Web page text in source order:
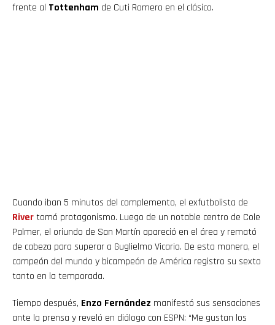
frente al Tottenham de Cuti Romero en el clásico.
Cuando iban 5 minutos del complemento, el exfutbolista de
Rivertomó protagonismo. Luego de un notable centro de Cole
Palmer, el oriundo de San Martín apareció en el área y remató
de cabeza para superar a Guglielmo Vicario. De esta manera, el
campeón del mundo y bicampeón de América registro su sexto
tanto en la temporada.
Tiempo después, Enzo Fernández manifestó sus sensaciones
ante la prensa y reveló en diálogo con ESPN: “Me gustan los